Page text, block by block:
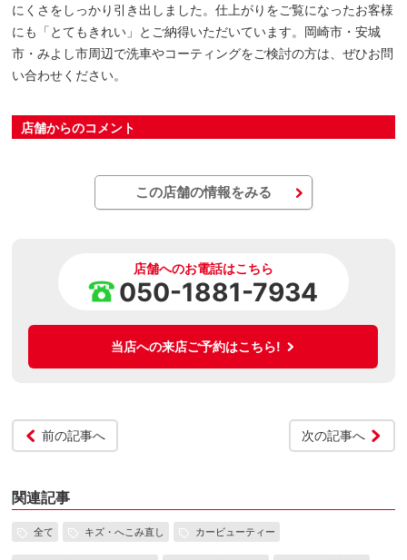
にくさをしっかり引き出しました。仕上がりをご覧になったお客様
にも「とてもきれい」とご納得いただいています。岡崎市・安城
市・みよし市周辺で洗車やコーティングをご検討の方は、ぜひお問
い合わせください。
店舗からのコメント
この店舗の情報をみる
店舗へのお電話はこちら
050-1881-7934
当店への来店ご予約はこちら!
前の記事へ 次の記事へ
関連記事
全て キズ・へこみ直し カービューティー